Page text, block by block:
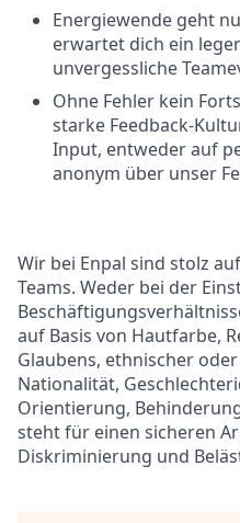
Energiewende geht
erwartet dich ein
unvergessliche
Ohne Fehler kein
starke Feedback-
Input, entweder auf
anonym über unser
Wir bei Enpal sind stolz
Teams. Weder bei der
auf Basis von Hautfarbe,
Glaubens, ethnischer
Nationalität,
Orientierung,
steht für einen sicheren
Diskriminierung und